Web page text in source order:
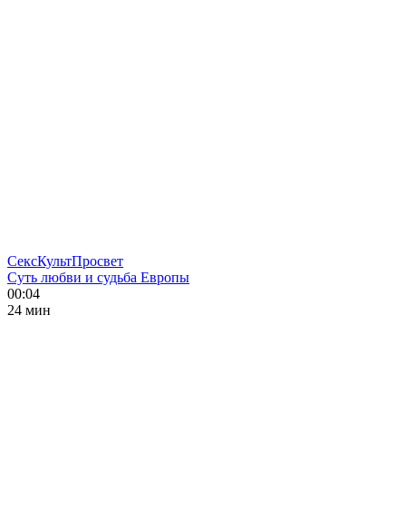
СексКультПросвет
Суть любви и судьба Европы
00:04
24 мин